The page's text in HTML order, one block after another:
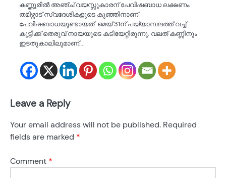
കണ്ണൂരിൽ അഞ്ച് വയസ്സുകാരന് പേവിഷബാധ ലക്ഷണം.
തമിഴ്നാട് സ്വദേശികളുടെ കുഞ്ഞിനാണ്
പേവിഷബാധയുണ്ടായത്. മെയ് 31ന് പയ്യാമ്പലത്ത് വച്ച്
കുട്ടിക്ക് തെരുവ് നായയുടെ കടിയേറ്റിരുന്നു. വലത് കണ്ണിനും
ഇടതുകാലിലുമാണ്…
Leave a Reply
Your email address will not be published. Required
fields are marked *
Comment *